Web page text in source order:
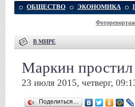
ОБЩЕСТВО ЭКОНОМИКА
В МИРЕ
Маркин
23 июля 2015, четверг,
Поделиться…